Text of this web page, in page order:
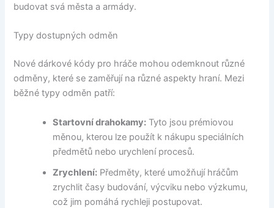
budovat svá města a armády.
Typy dostupných odměn
Nové dárkové kódy pro hráče mohou odemknout různé
odměny, které se zaměřují na různé aspekty hraní. Mezi
běžné typy odměn patří:
Startovní drahokamy: Tyto jsou prémiovou
měnou, kterou lze použít k nákupu speciálních
předmětů nebo urychlení procesů.
Zrychlení: Předměty, které umožňují hráčům
zrychlit časy budování, výcviku nebo výzkumu,
což jim pomáhá rychleji postupovat.